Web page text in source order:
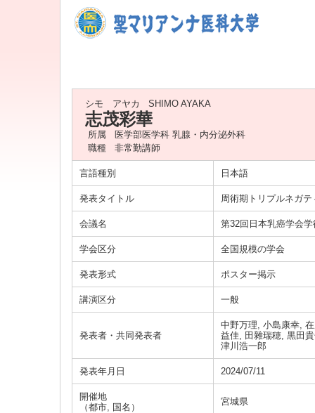
シモ アヤカ SHIMO AYAKA
志茂彩華
所属
医学部医学科 乳腺・内分泌外科
職種
非常勤講師
言語種別 日本語
発表タイトル 周術期トリプルネガ
会議名 第32回日本乳癌学会
学会区分 全国規模の学会
発表形式 ポスター掲示
講演区分 一般
発表者・共同発表者
中野万理, 小島康幸,
益佳, 田雜瑞穂, 黒田
津川浩一郎
発表年月日 2024/07/11
開催地
（都市, 国名）
宮城県